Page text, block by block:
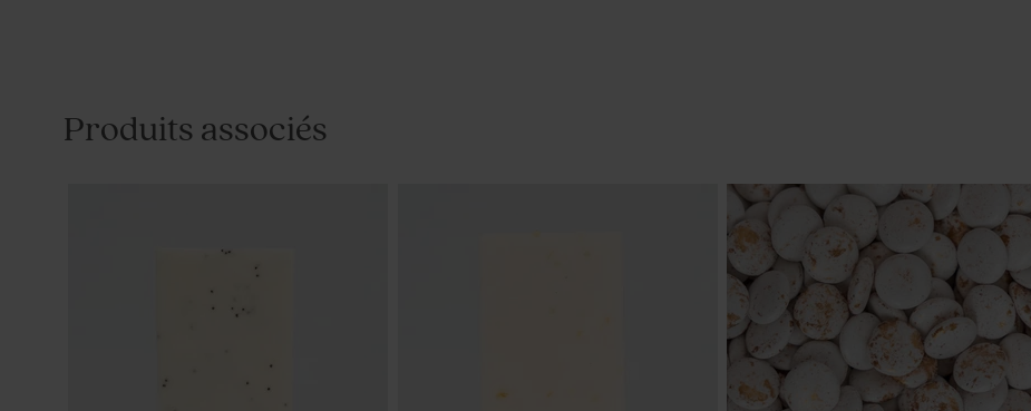
Produits associés